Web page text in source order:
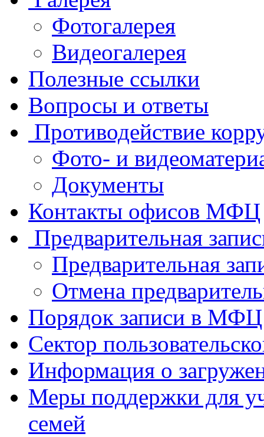
Фотогалерея
Видеогалерея
Полезные ссылки
Вопросы и ответы
Противодействие
Фото- и
Документы
Контакты офисов МФЦ
Предварительная
Предварительная
Отмена
Порядок записи в МФЦ
Сектор
Информация о
Меры поддержки для
семей